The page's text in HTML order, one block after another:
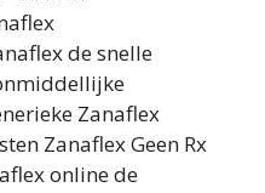
de snelle
Zanaflex
Zanaflex Geen Rx
online de